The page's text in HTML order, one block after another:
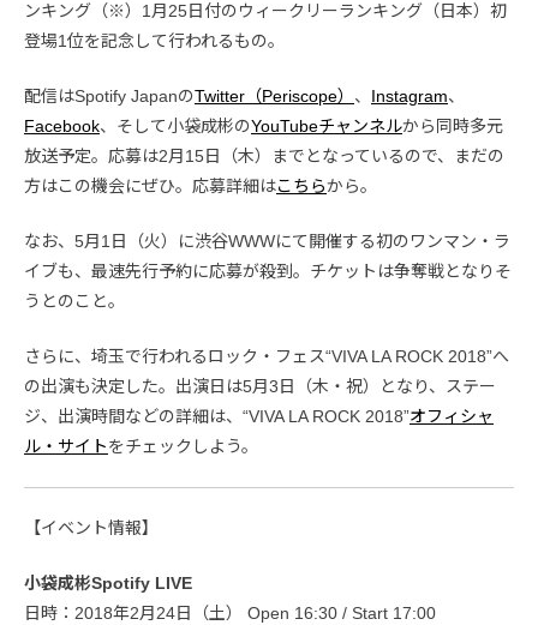
ンキング（※）1月25日付のウィークリーランキング（日本）初
登場1位を記念して行われるもの。
配信はSpotify JapanのTwitter（Periscope） 、 Instagram、
Facebook、そして小袋成彬のYouTubeチャンネルから同時多元
放送予定。応募は2月15日（木）までとなっているので、まだの
方はこの機会にぜひ。応募詳細はこちらから。
なお、5月1日（火）に渋谷WWWにて開催する初のワンマン・ラ
イブも、最速先行予約に応募が殺到。チケットは争奪戦となりそ
うとのこと。
さらに、埼玉で行われるロック・フェス“VIVA LA ROCK 2018”へ
の出演も決定した。出演日は5月3日（木・祝）となり、ステー
ジ、出演時間などの詳細は、“VIVA LA ROCK 2018”オフィシャ
ル・サイトをチェックしよう。
【イベント情報】
小袋成彬Spotify LIVE
日時：2018年2月24日（土） Open 16:30 / Start 17:00